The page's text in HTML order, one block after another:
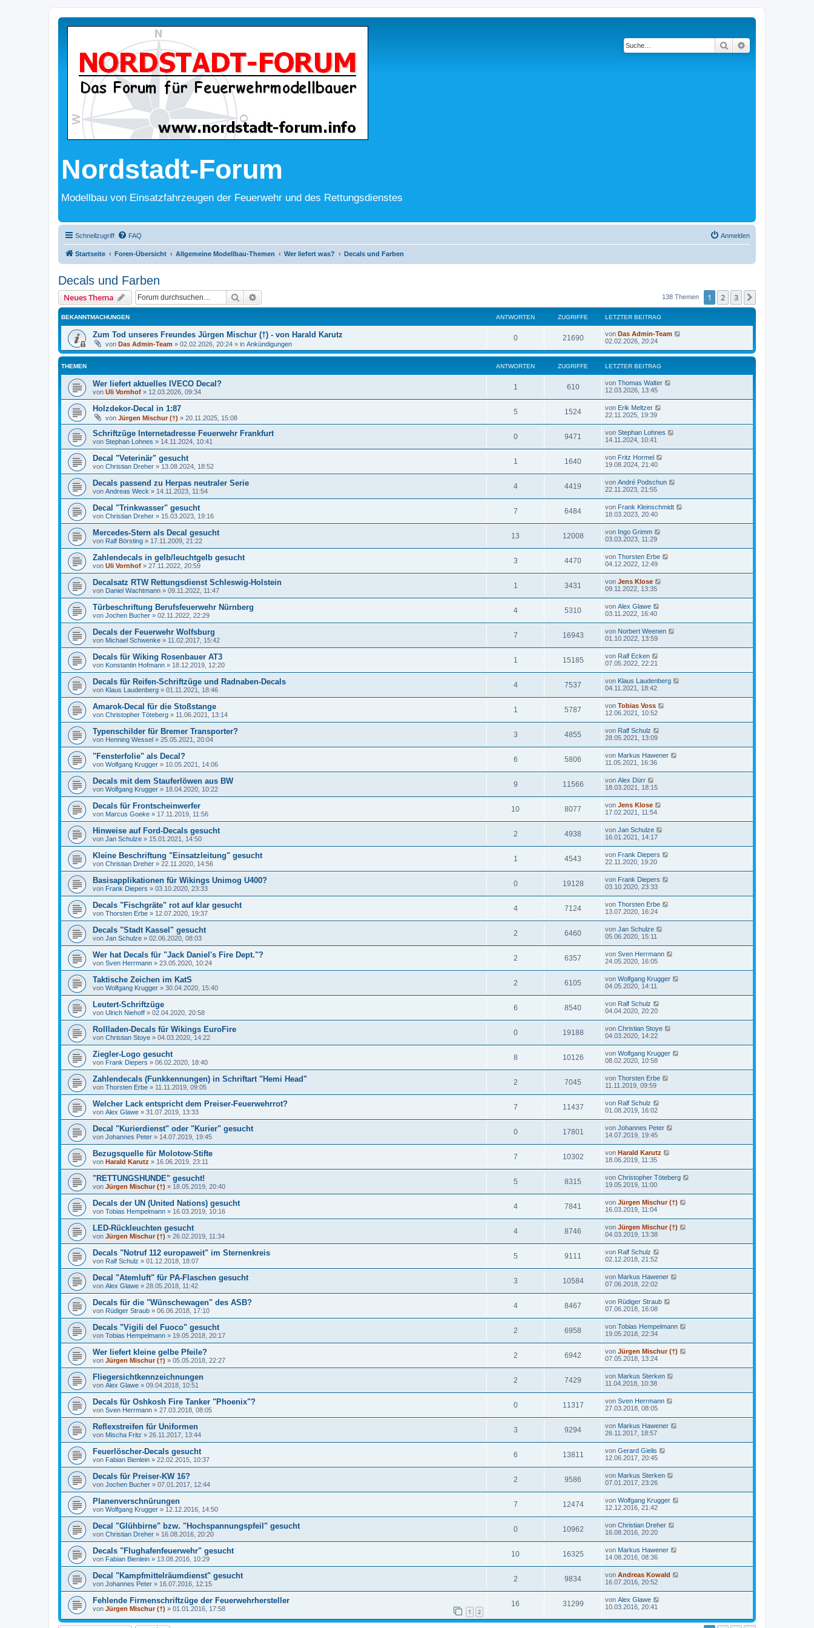
Nordstadt-Forum
Modellbau von Einsatzfahrzeugen der Feuerwehr und des Rettungsdienstes
Suche
Schnellzugriff FAQ Anmelden
Startseite Foren-Übersicht Allgemeine Modellbau-Themen Wer liefert was? Decals und Farben
Decals und Farben
Neues Thema Suche 138 Themen 1 2 3
BEKANNTMACHUNGEN ANTWORTEN ZUGRIFFE LETZTER BEITRAG
Zum Tod unseres Freundes Jürgen Mischur (†) - von Harald Karutz
von Das Admin-Team » 02.02.2026, 20:24 » in Ankündigungen
0 21690 von Das Admin-Team
02.02.2026, 20:24
THEMEN ANTWORTEN ZUGRIFFE LETZTER BEITRAG
Wer liefert aktuelles IVECO Decal?
von Uli Vornhof » 12.03.2026, 09:34
1 610 von Thomas Walter
12.03.2026, 13:45
Holzdekor-Decal in 1:87
von Jürgen Mischur (†) » 20.11.2025, 15:08
5 1524 von Erik Meltzer
22.11.2025, 19:39
Schriftzüge Internetadresse Feuerwehr Frankfurt
von Stephan Lohnes » 14.11.2024, 10:41
0 9471 von Stephan Lohnes
14.11.2024, 10:41
Decal "Veterinär" gesucht
von Christian Dreher » 13.08.2024, 18:52
1 1640 von Fritz Hormel
19.08.2024, 21:40
Decals passend zu Herpas neutraler Serie
von Andreas Weck » 14.11.2023, 11:54
4 4419 von André Podschun
22.11.2023, 21:55
Decal "Trinkwasser" gesucht
von Christian Dreher » 15.03.2023, 19:16
7 6484 von Frank Kleinschmidt
18.03.2023, 20:40
Mercedes-Stern als Decal gesucht
von Ralf Börsting » 17.11.2009, 21:22
13 12008 von Ingo Grimm
03.03.2023, 11:29
Zahlendecals in gelb/leuchtgelb gesucht
von Uli Vornhof » 27.11.2022, 20:59
3 4470 von Thorsten Erbe
04.12.2022, 12:49
Decalsatz RTW Rettungsdienst Schleswig-Holstein
von Daniel Wachtmann » 09.11.2022, 11:47
1 3431 von Jens Klose
09.11.2022, 13:35
Türbeschriftung Berufsfeuerwehr Nürnberg
von Jochen Bucher » 02.11.2022, 22:29
4 5310 von Alex Glawe
03.11.2022, 16:40
Decals der Feuerwehr Wolfsburg
von Michael Schwenke » 11.02.2017, 15:42
7 16943 von Norbert Weenen
01.10.2022, 13:59
Decals für Wiking Rosenbauer AT3
von Konstantin Hofmann » 18.12.2019, 12:20
1 15185 von Ralf Ecken
07.05.2022, 22:21
Decals für Reifen-Schriftzüge und Radnaben-Decals
von Klaus Laudenberg » 01.11.2021, 18:46
4 7537 von Klaus Laudenberg
04.11.2021, 18:42
Amarok-Decal für die Stoßstange
von Christopher Töteberg » 11.06.2021, 13:14
1 5787 von Tobias Voss
12.06.2021, 10:52
Typenschilder für Bremer Transporter?
von Henning Wessel » 25.05.2021, 20:04
3 4855 von Ralf Schulz
28.05.2021, 13:09
"Fensterfolie" als Decal?
von Wolfgang Krugger » 10.05.2021, 14:06
6 5806 von Markus Hawener
11.05.2021, 16:36
Decals mit dem Stauferlöwen aus BW
von Wolfgang Krugger » 18.04.2020, 10:22
9 11566 von Alex Dürr
18.03.2021, 18:15
Decals für Frontscheinwerfer
von Marcus Goeke » 17.11.2019, 11:56
10 8077 von Jens Klose
17.02.2021, 11:54
Hinweise auf Ford-Decals gesucht
von Jan Schulze » 15.01.2021, 14:50
2 4938 von Jan Schulze
16.01.2021, 14:17
Kleine Beschriftung "Einsatzleitung" gesucht
von Christian Dreher » 22.11.2020, 14:56
1 4543 von Frank Diepers
22.11.2020, 19:20
Basisapplikationen für Wikings Unimog U400?
von Frank Diepers » 03.10.2020, 23:33
0 19128 von Frank Diepers
03.10.2020, 23:33
Decals "Fischgräte" rot auf klar gesucht
von Thorsten Erbe » 12.07.2020, 19:37
4 7124 von Thorsten Erbe
13.07.2020, 16:24
Decals "Stadt Kassel" gesucht
von Jan Schulze » 02.06.2020, 08:03
2 6460 von Jan Schulze
05.06.2020, 15:11
Wer hat Decals für "Jack Daniel's Fire Dept."?
von Sven Herrmann » 23.05.2020, 10:24
2 6357 von Sven Herrmann
24.05.2020, 16:05
Taktische Zeichen im KatS
von Wolfgang Krugger » 30.04.2020, 15:40
2 6105 von Wolfgang Krugger
04.05.2020, 14:11
Leutert-Schriftzüge
von Ulrich Niehoff » 02.04.2020, 20:58
6 8540 von Ralf Schulz
04.04.2020, 20:20
Rollladen-Decals für Wikings EuroFire
von Christian Stoye » 04.03.2020, 14:22
0 19188 von Christian Stoye
04.03.2020, 14:22
Ziegler-Logo gesucht
von Frank Diepers » 06.02.2020, 18:40
8 10126 von Wolfgang Krugger
08.02.2020, 10:58
Zahlendecals (Funkkennungen) in Schriftart "Hemi Head"
von Thorsten Erbe » 11.11.2019, 09:05
2 7045 von Thorsten Erbe
11.11.2019, 09:59
Welcher Lack entspricht dem Preiser-Feuerwehrrot?
von Alex Glawe » 31.07.2019, 13:33
7 11437 von Ralf Schulz
01.08.2019, 16:02
Decal "Kurierdienst" oder "Kurier" gesucht
von Johannes Peter » 14.07.2019, 19:45
0 17801 von Johannes Peter
14.07.2019, 19:45
Bezugsquelle für Molotow-Stifte
von Harald Karutz » 16.06.2019, 23:11
7 10302 von Harald Karutz
18.06.2019, 11:35
"RETTUNGSHUNDE" gesucht!
von Jürgen Mischur (†) » 18.05.2019, 20:40
5 8315 von Christopher Töteberg
19.05.2019, 11:00
Decals der UN (United Nations) gesucht
von Tobias Hempelmann » 16.03.2019, 10:16
4 7841 von Jürgen Mischur (†)
16.03.2019, 11:04
LED-Rückleuchten gesucht
von Jürgen Mischur (†) » 26.02.2019, 11:34
4 8746 von Jürgen Mischur (†)
04.03.2019, 13:38
Decals "Notruf 112 europaweit" im Sternenkreis
von Ralf Schulz » 01.12.2018, 18:07
5 9111 von Ralf Schulz
02.12.2018, 21:52
Decal "Atemluft" für PA-Flaschen gesucht
von Alex Glawe » 28.05.2018, 11:42
3 10584 von Markus Hawener
07.06.2018, 22:02
Decals für die "Wünschewagen" des ASB?
von Rüdiger Straub » 06.06.2018, 17:10
4 8467 von Rüdiger Straub
07.06.2018, 16:08
Decals "Vigili del Fuoco" gesucht
von Tobias Hempelmann » 19.05.2018, 20:17
2 6958 von Tobias Hempelmann
19.05.2018, 22:34
Wer liefert kleine gelbe Pfeile?
von Jürgen Mischur (†) » 05.05.2018, 22:27
2 6942 von Jürgen Mischur (†)
07.05.2018, 13:24
Fliegersichtkennzeichnungen
von Alex Glawe » 09.04.2018, 10:51
2 7429 von Markus Sterken
11.04.2018, 10:38
Decals für Oshkosh Fire Tanker "Phoenix"?
von Sven Herrmann » 27.03.2018, 08:05
0 11317 von Sven Herrmann
27.03.2018, 08:05
Reflexstreifen für Uniformen
von Mischa Fritz » 26.11.2017, 13:44
3 9294 von Markus Hawener
26.11.2017, 18:57
Feuerlöscher-Decals gesucht
von Fabian Bienlein » 22.02.2015, 10:37
6 13811 von Gerard Gielis
12.06.2017, 20:45
Decals für Preiser-KW 16?
von Jochen Bucher » 07.01.2017, 12:44
2 9586 von Markus Sterken
07.01.2017, 23:26
Planenverschnürungen
von Wolfgang Krugger » 12.12.2016, 14:50
7 12474 von Wolfgang Krugger
12.12.2016, 21:42
Decal "Glühbirne" bzw. "Hochspannungspfeil" gesucht
von Christian Dreher » 16.08.2016, 20:20
0 10962 von Christian Dreher
16.08.2016, 20:20
Decals "Flughafenfeuerwehr" gesucht
von Fabian Bienlein » 13.08.2016, 10:29
10 16325 von Markus Hawener
14.08.2016, 08:36
Decal "Kampfmittelräumdienst" gesucht
von Johannes Peter » 16.07.2016, 12:15
2 9834 von Andreas Kowald
16.07.2016, 20:52
Fehlende Firmenschriftzüge der Feuerwehrhersteller
von Jürgen Mischur (†) » 01.01.2016, 17:58 1 2
16 31299 von Alex Glawe
10.03.2016, 20:41